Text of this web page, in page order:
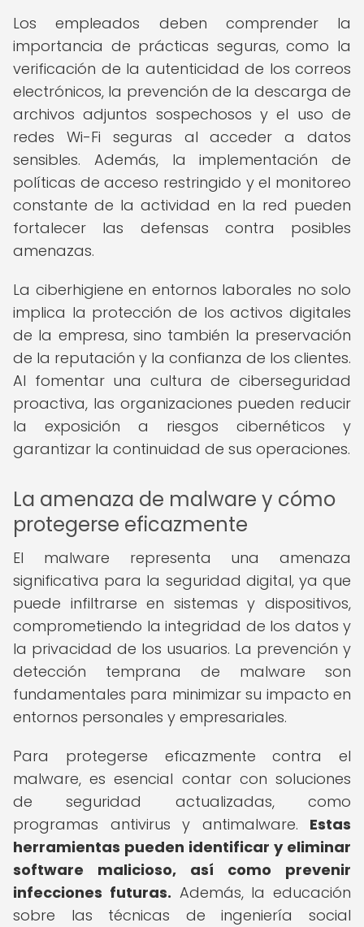
Los empleados deben comprender la
importancia de prácticas seguras, como la
verificación de la autenticidad de los correos
electrónicos, la prevención de la descarga de
archivos adjuntos sospechosos y el uso de
redes Wi-Fi seguras al acceder a datos
sensibles. Además, la implementación de
políticas de acceso restringido y el monitoreo
constante de la actividad en la red pueden
fortalecer las defensas contra posibles
amenazas.
La ciberhigiene en entornos laborales no solo
implica la protección de los activos digitales
de la empresa, sino también la preservación
de la reputación y la confianza de los clientes.
Al fomentar una cultura de ciberseguridad
proactiva, las organizaciones pueden reducir
la exposición a riesgos cibernéticos y
garantizar la continuidad de sus operaciones.
La amenaza de malware y cómo
protegerse eficazmente
El malware representa una amenaza
significativa para la seguridad digital, ya que
puede infiltrarse en sistemas y dispositivos,
comprometiendo la integridad de los datos y
la privacidad de los usuarios. La prevención y
detección temprana de malware son
fundamentales para minimizar su impacto en
entornos personales y empresariales.
Para protegerse eficazmente contra el
malware, es esencial contar con soluciones
de seguridad actualizadas, como
programas antivirus y antimalware. Estas
herramientas pueden identificar y eliminar
software malicioso, así como prevenir
infecciones futuras. Además, la educación
sobre las técnicas de ingeniería social